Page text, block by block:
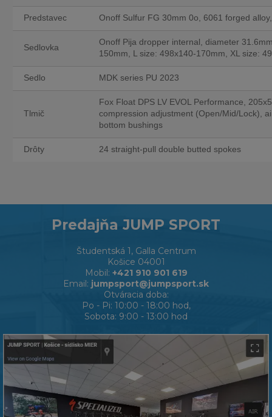
Predstavec Onoff Sulfur FG 30mm 0o, 6061 forged
Sedlovka
Onoff Pija dropper internal, diameter
150mm, L size: 498x140-170mm, XL size:
Sedlo MDK series PU 2023
Tlmič
Fox Float DPS LV EVOL Performance,
compression adjustment (Open/Mid/Lock),
bottom bushings
Drôty 24 straight-pull double butted spokes
Predajňa JUMP SPORT
Študentská 1, Galla Centrum
Košice 04001
Mobil: +421 910 901 619
Email: jumpsport@jumpsport.sk
Otváracia doba:
Po - Pi: 10:00 - 18:00 hod,
Sobota: 9:00 - 13:00 hod